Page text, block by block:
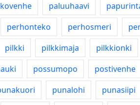
paluuhaavi
perhonteko perhosmeri
pilkki pilkkimaja pilkkionki
possumopo
postivenhe
punalohi
punasiipi